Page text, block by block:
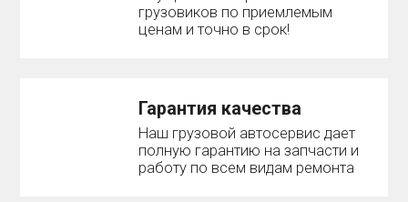
грузовиков по приемлемым
ценам и точно в срок!
Гарантия качества
Наш грузовой автосервис дает
полную гарантию на запчасти и
работу по всем видам ремонта